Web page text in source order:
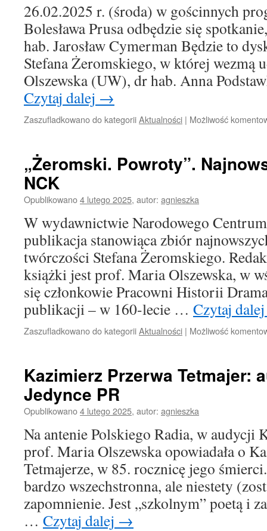
26.02.2025 r. (środa) w gościnnych
Bolesława Prusa odbędzie się
hab. Jarosław Cymerman Będzie to
Stefana Żeromskiego, w której wezmą
Olszewska (UW), dr hab. Anna
Czytaj dalej →
Zaszufladkowano do kategoriiAktualności | Możliwość
„Żeromski. Powroty”.
NCK
Opublikowano4 lutego 2025, autor: agnieszka
W wydawnictwie Narodowego
publikacja stanowiąca zbiór
twórczości Stefana Żeromskiego.
książki jest prof. Maria Olszewska, w
się członkowie Pracowni Historii
publikacji – w 160-lecie … Czytaj
Zaszufladkowano do kategoriiAktualności | Możliwość
Kazimierz Przerwa Tetmajer:
Jedynce PR
Opublikowano4 lutego 2025, autor: agnieszka
Na antenie Polskiego Radia, w audycji
prof. Maria Olszewska opowiadała o
Tetmajerze, w 85. rocznicę jego
bardzo wszechstronna, ale niestety
zapomnienie. Jest „szkolnym” poetą i
… Czytaj dalej →